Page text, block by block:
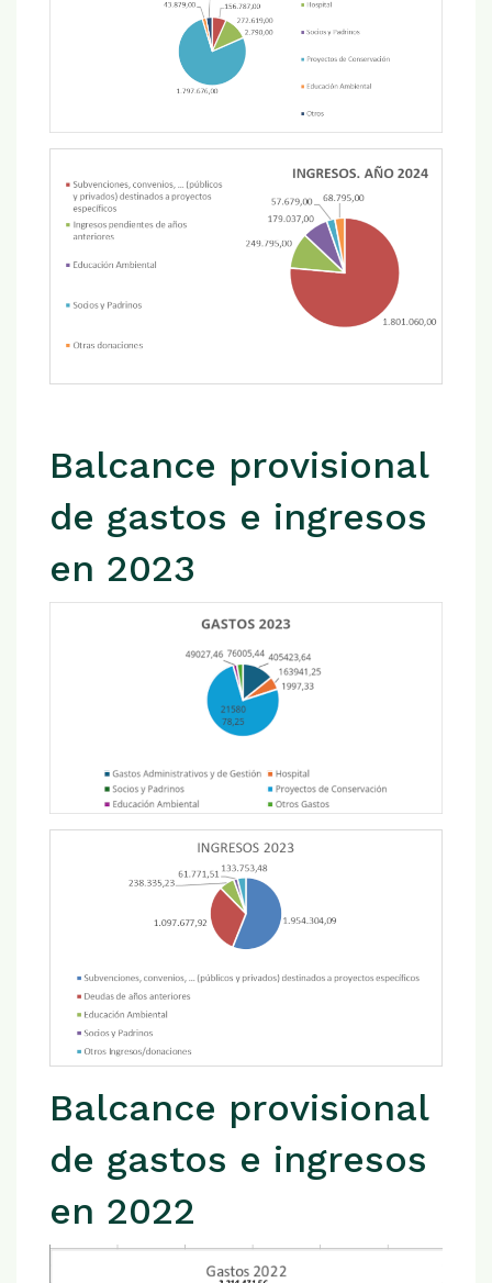
Balcance provisional
de gastos e ingresos
en 2023
Balcance provisional
de gastos e ingresos
en 2022